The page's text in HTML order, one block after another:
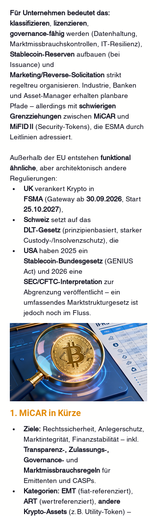
Für Unternehmen bedeutet das:
klassifizieren lizenzieren
governance‑fähig werden (Datenhaltung,
Marktmissbrauchskontrollen, IT‑Resilienz),
Stablecoin‑Reserven aufbauen (bei
Issuance) und
Marketing/Reverse‑Solicitation strikt
regeltreu organisieren. Industrie, Banken
und Asset‑Manager erhalten planbare
Pfade – allerdings mit schwierigen
Grenzziehungen zwischen MiCAR und
MiFID II (Security‑Tokens), die ESMA durch
Leitlinien adressiert.
Außerhalb der EU entstehen funktional
ähnliche , aber architektonisch andere
Regulierungen:
UK verankert Krypto in
FSMA (Gateway ab 30.09.2026 , Start
25.10.2027),
Schweiz setzt auf das
DLT‑Gesetz (prinzipienbasiert, starker
Custody‑/Insolvenzschutz), die
USA haben 2025 ein
Stablecoin‑Bundesgesetz (GENIUS
Act) und 2026 eine
SEC/CFTC‑Interpretation zur
Abgrenzung veröffentlicht – ein
umfassendes Marktstrukturgesetz ist
jedoch noch im Fluss.
1. MiCAR in Kürze
Ziele: Rechtssicherheit, Anlegerschutz,
Marktintegrität, Finanzstabilität – inkl.
Transparenz‑, Zulassungs‑,
Governance‑ und
Marktmissbrauchsregeln für
Emittenten und CASPs.
Kategorien: EMT (fiat‑referenziert),
ART (wertreferenziert), andere
Krypto‑Assets (z. B. Utility‑Token) –